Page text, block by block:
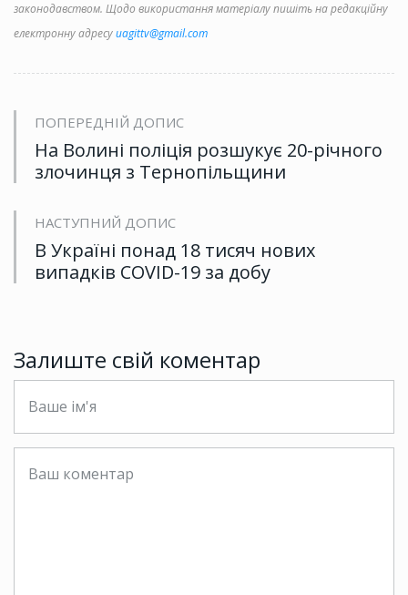
законодавством. Щодо використання матеріалу пишіть на редакційну
електронну адресуuagittv@gmail.com
ПОПЕРЕДНІЙ ДОПИС
На Волині поліція розшукує 20-річного
злочинця з Тернопільщини
НАСТУПНИЙ ДОПИС
В Україні понад 18 тисяч нових
випадків COVID-19 за добу
Залиште свій коментар